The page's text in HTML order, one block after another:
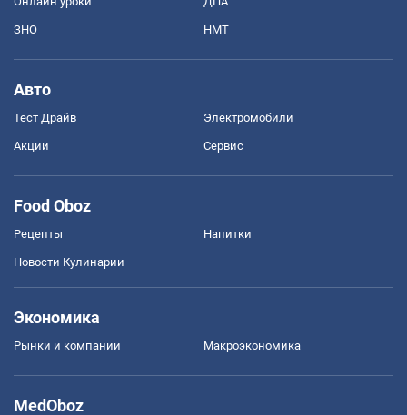
ЗНО НМТ
Авто
Тест Драйв Электромобили
Акции Сервис
Food Oboz
Рецепты Напитки
Новости Кулинарии
Экономика
Рынки и компании Mакроэкономика
MedOboz